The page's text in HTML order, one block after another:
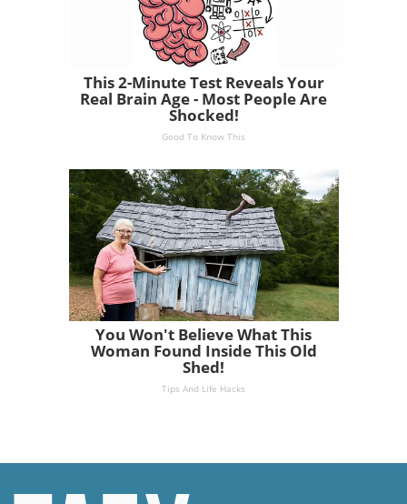
This 2-Minute Test Reveals Your
Real Brain Age - Most People Are
Shocked!
Good To Know This
You Won't Believe What This
Woman Found Inside This Old
Shed!
Tips And Life Hacks